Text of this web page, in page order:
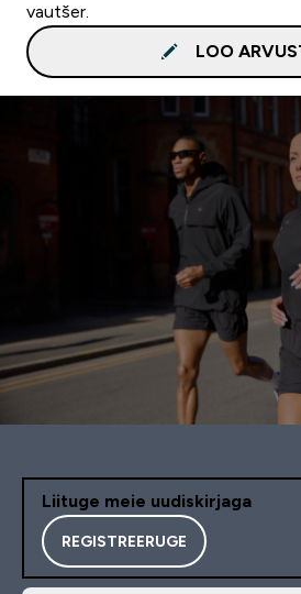
vautšer.
LOO
Liituge meie uudiskirjaga
REGISTREERUGE